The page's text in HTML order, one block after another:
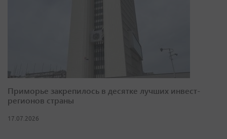
Приморье закрепилось в десятке лучших инвест-
регионов страны
17.07.2026